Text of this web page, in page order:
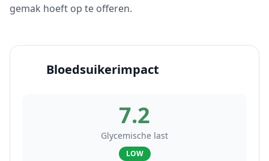
gemak hoeft op te offeren.
Bloedsuikerimpact
7.2
Glycemische last
LOW